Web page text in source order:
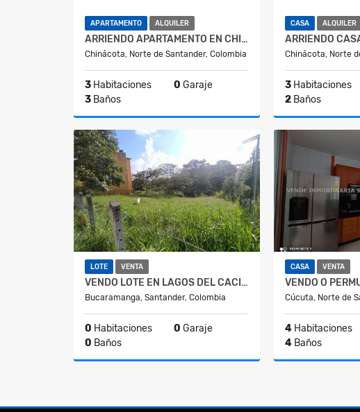
APARTAMENTO ALQUILER
ARRIENDO APARTAMENTO EN CHINACOTA
Chinácota, Norte de Santander, Colombia
3 Habitaciones 0 Garaje
3 Baños
Alquiler
$700.000
CASA ALQUILER
Chinácota, Norte
3 Habitaciones
2 Baños
LOTE VENTA
VENDO LOTE EN LAGOS DEL CACIQUE
Bucaramanga, Santander, Colombia
0 Habitaciones 0 Garaje
0 Baños
CASA VENTA
Cúcuta, Norte de
4 Habitaciones
4 Baños